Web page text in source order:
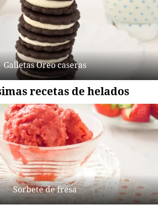
Galletas Oreo caseras
recetas de helados
Sorbete de fresa